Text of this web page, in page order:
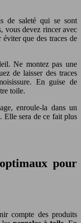
de saleté qui se sont
vous devez rincer avec
que des traces de
Ne montez pas une
de laisser des traces
En guise de
toile.
enroule-la dans un
Elle sera de ce fait plus
pour
compte des produits